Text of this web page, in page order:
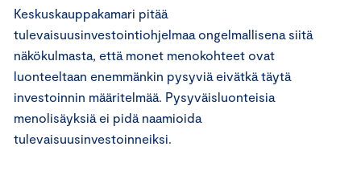
Keskuskauppakamari pitää
tulevaisuusinvestointiohjelmaa ongelmallisena siitä
näkökulmasta, että monet menokohteet ovat
luonteeltaan enemmänkin pysyviä eivätkä täytä
investoinnin määritelmää. Pysyväisluonteisia
menolisäyksiä ei pidä naamioida
tulevaisuusinvestoinneiksi.